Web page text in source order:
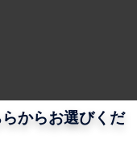
からお選びくだ